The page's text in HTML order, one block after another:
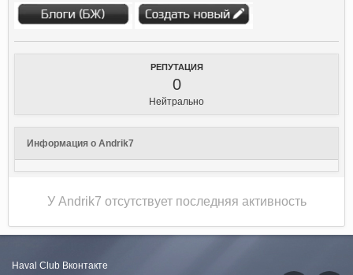
РЕПУТАЦИЯ
0
Нейтрально
Информация о Andrik7
У Andrik7 отсутствует последняя активность
Haval Club Вконтакте